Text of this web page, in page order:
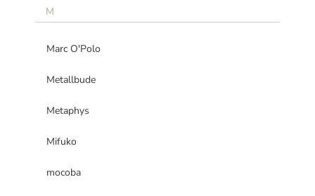
M
Marc O'Polo
Metallbude
Metaphys
Mifuko
mocoba